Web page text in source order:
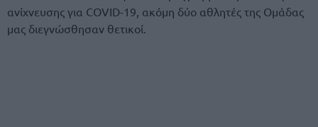
ανίχνευσης για CΟVID-19, ακόμη δύο αθλητές της Ομάδας
μας διεγνώσθησαν θετικοί.